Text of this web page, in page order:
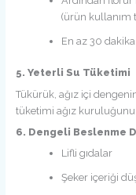
(ürün kullanım
En az 30
5. Yeterli Su Tüketimi
Tükürük, ağız içi
tüketimi ağız kuruluğunu
6. Dengeli Beslenme
Lifli gıdalar
Şeker içeriği